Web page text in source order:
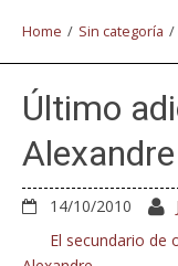
Home / Sin categoría /
Último
Alexandre
14/10/2010
El secundario de